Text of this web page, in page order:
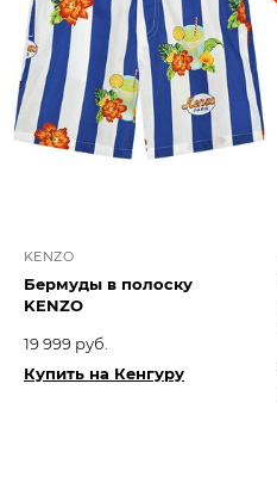
KENZO
Бермуды в полоску
KENZO
19 999 руб.
Купить на Кенгуру